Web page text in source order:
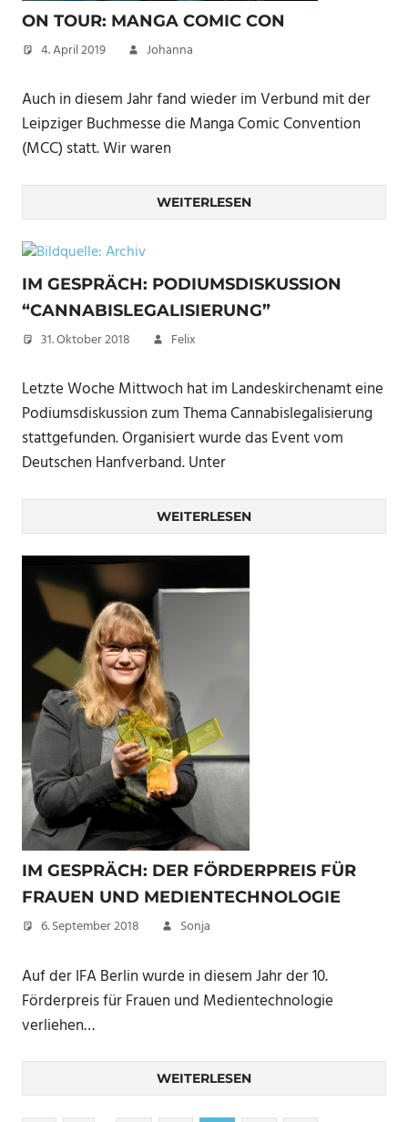
ON TOUR: MANGA COMIC CON
4. April 2019 Johanna
Auch in diesem Jahr fand wieder im Verbund mit der
Leipziger Buchmesse die Manga Comic Convention
(MCC) statt. Wir waren
WEITERLESEN
IM GESPRÄCH: PODIUMSDISKUSSION
“CANNABISLEGALISIERUNG”
31. Oktober 2018 Felix
Letzte Woche Mittwoch hat im Landeskirchenamt eine
Podiumsdiskussion zum Thema Cannabislegalisierung
stattgefunden. Organisiert wurde das Event vom
Deutschen Hanfverband. Unter
WEITERLESEN
IM GESPRÄCH: DER FÖRDERPREIS FÜR
FRAUEN UND MEDIENTECHNOLOGIE
6. September 2018 Sonja
Auf der IFA Berlin wurde in diesem Jahr der 10.
Förderpreis für Frauen und Medientechnologie
verliehen…
WEITERLESEN